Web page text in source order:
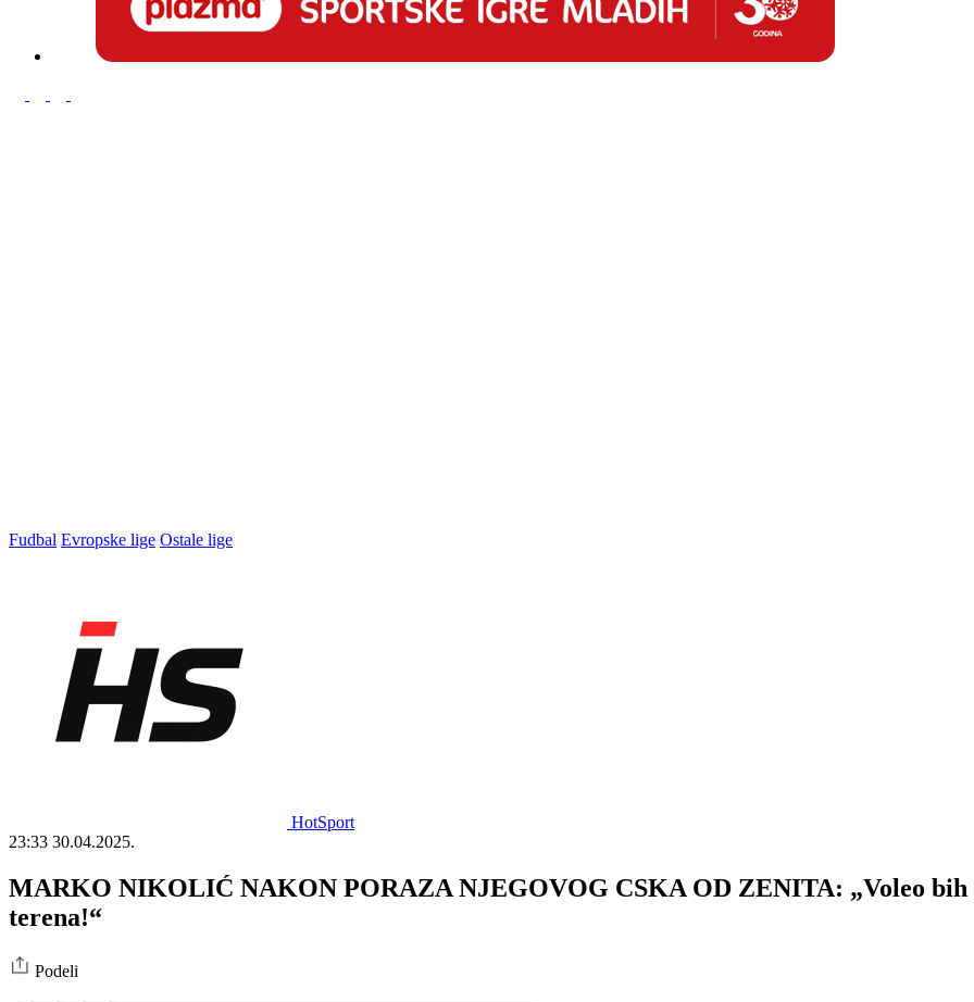
Fudbal Evropske lige Ostale lige
HotSport
23:33 30.04.2025.
MARKO NIKOLIĆ NAKON PORAZA NJEGOVOG CSKA OD ZENITA: „Voleo bih
terena!“
Podeli